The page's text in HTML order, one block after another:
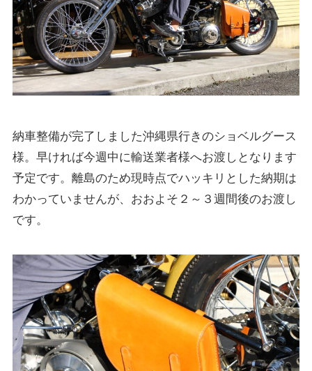
納車整備が完了しました沖縄県行きのショベルグース
様。早ければ今週中に輸送業者様へお渡しとなります
予定です。離島のため現時点でハッキリとした納期は
わかっていませんが、おおよそ２～３週間後のお渡し
です。